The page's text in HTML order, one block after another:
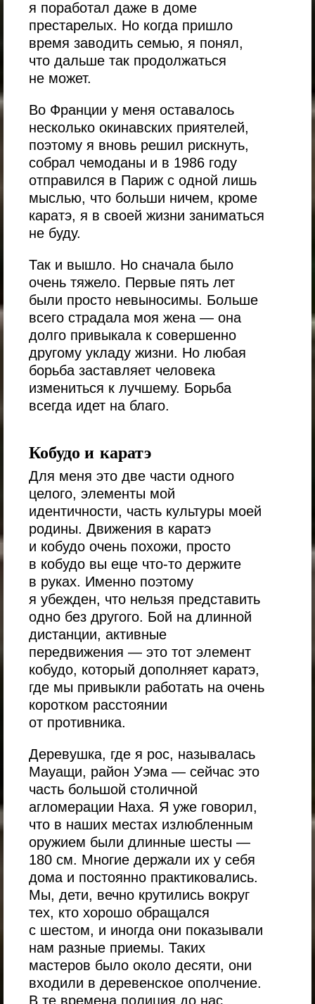
я поработал даже в доме
престарелых. Но когда пришло
время заводить семью, я понял,
что дальше так продолжаться
не может.
Во Франции у меня оставалось
несколько окинавских приятелей,
поэтому я вновь решил рискнуть,
собрал чемоданы и в 1986 году
отправился в Париж с одной лишь
мыслью, что больши ничем, кроме
каратэ, я в своей жизни заниматься
не буду.
Так и вышло. Но сначала было
очень тяжело. Первые пять лет
были просто невыносимы. Больше
всего страдала моя жена — она
долго привыкала к совершенно
другому укладу жизни. Но любая
борьба заставляет человека
измениться к лучшему. Борьба
всегда идет на благо.
Кобудо и каратэ
Для меня это две части одного
целого, элементы мой
идентичности, часть культуры моей
родины. Движения в каратэ
и кобудо очень похожи, просто
в кобудо вы еще что-то держите
в руках. Именно поэтому
я убежден, что нельзя представить
одно без другого. Бой на длинной
дистанции, активные
передвижения — это тот элемент
кобудо, который дополняет каратэ,
где мы привыкли работать на очень
коротком расстоянии
от противника.
Деревушка, где я рос, называлась
Мауащи, район Уэма — сейчас это
часть большой столичной
агломерации Наха. Я уже говорил,
что в наших местах излюбленным
оружием были длинные шесты —
180 см. Многие держали их у себя
дома и постоянно практиковались.
Мы, дети, вечно крутились вокруг
тех, кто хорошо обращался
с шестом, и иногда они показывали
нам разные приемы. Таких
мастеров было около десяти, они
входили в деревенское ополчение.
В те времена полиция до нас